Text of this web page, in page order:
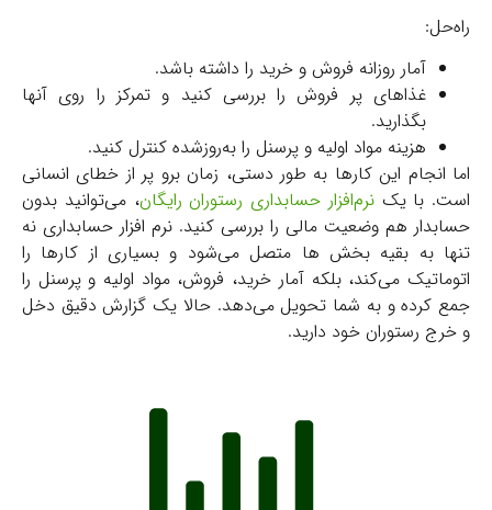
راه‌حل:
آمار روزانه فروش و خرید را داشته باشد.
غذاهای پر فروش را بررسی کنید و تمرکز را روی آنها
بگذارید.
هزینه مواد اولیه و پرسنل را به‌روزشده کنترل کنید.
اما انجام این کارها به طور دستی، زمان برو پر از خطای انسانی
است. با یکنرم‌افزار حسابداری رستوران رایگان، می‌توانید بدون
حسابدار هم وضعیت مالی را بررسی کنید. نرم افزار حسابداری نه
تنها به بقیه بخش ها متصل می‌شود و بسیاری از کارها را
اتوماتیک می‌کند، بلکه آمار خرید، فروش، مواد اولیه و پرسنل را
جمع کرده و به شما تحویل می‌دهد. حالا یک گزارش دقیق دخل
و خرج رستوران خود دارید.